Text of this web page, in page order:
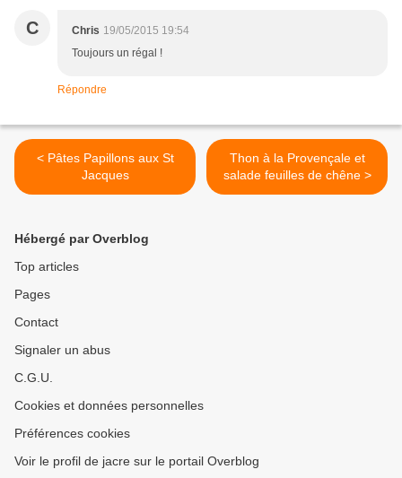
C Chris 19/05/2015 19:54
Toujours un régal !
Répondre
< Pâtes Papillons aux St
Jacques
Thon à la Provençale et
salade feuilles de chêne >
Hébergé par Overblog
Top articles
Pages
Contact
Signaler un abus
C.G.U.
Cookies et données personnelles
Préférences cookies
Voir le profil de jacre sur le portail Overblog